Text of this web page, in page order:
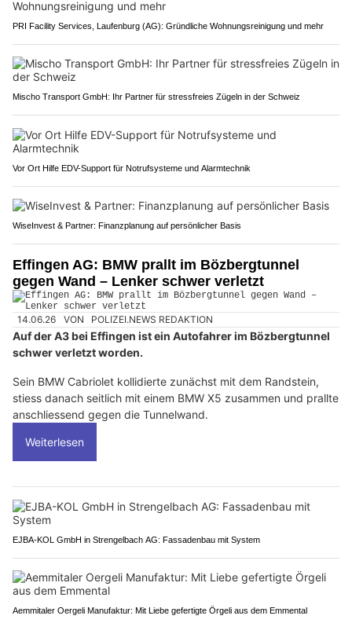
PRI Facility Services, Laufenburg (AG): Gründliche Wohnungsreinigung und mehr
Mischo Transport GmbH: Ihr Partner für stressfreies Zügeln in der Schweiz
Vor Ort Hilfe EDV-Support für Notrufsysteme und Alarmtechnik
WiseInvest & Partner: Finanzplanung auf persönlicher Basis
Effingen AG: BMW prallt im Bözbergtunnel
gegen Wand – Lenker schwer verletzt
14.06.26 VON POLIZEI.NEWS REDAKTION
Auf der A3 bei Effingen ist ein Autofahrer im Bözbergtunnel
schwer verletzt worden.
Sein BMW Cabriolet kollidierte zunächst mit dem Randstein,
stiess danach seitlich mit einem BMW X5 zusammen und prallte
anschliessend gegen die Tunnelwand.
Weiterlesen
EJBA-KOL GmbH in Strengelbach AG: Fassadenbau mit System
Aemmitaler Oergeli Manufaktur: Mit Liebe gefertigte Örgeli aus dem Emmental